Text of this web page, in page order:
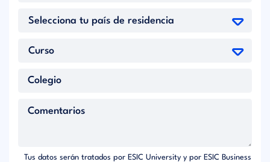
Tus datos serán tratados por ESIC University y por ESIC Business